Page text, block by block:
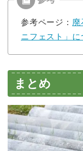
参考ページ： 廃
ニフェスト」に
まとめ